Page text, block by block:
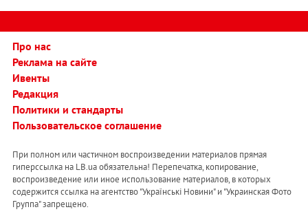
Про нас
Реклама на сайте
Ивенты
Редакция
Политики и стандарты
Пользовательское соглашение
При полном или частичном воспроизведении материалов прямая
гиперссылка на LB.ua обязательна! Перепечатка, копирование,
воспроизведение или иное использование материалов, в которых
содержится ссылка на агентство "Українськi Новини" и "Украинская Фото
Группа" запрещено.